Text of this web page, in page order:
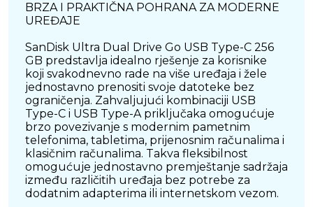
BRZA I PRAKTIČNA POHRANA ZA MODERNE
UREĐAJE
SanDisk Ultra Dual Drive Go USB Type-C 256
GB predstavlja idealno rješenje za korisnike
koji svakodnevno rade na više uređaja i žele
jednostavno prenositi svoje datoteke bez
ograničenja. Zahvaljujući kombinaciji USB
Type-C i USB Type-A priključaka omogućuje
brzo povezivanje s modernim pametnim
telefonima, tabletima, prijenosnim računalima i
klasičnim računalima. Takva fleksibilnost
omogućuje jednostavno premještanje sadržaja
između različitih uređaja bez potrebe za
dodatnim adapterima ili internetskom vezom.